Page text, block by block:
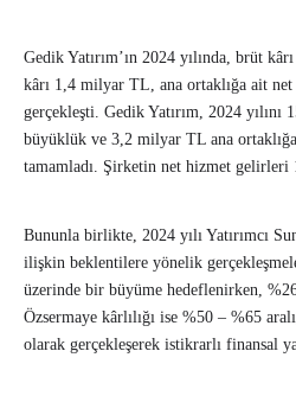
Gedik Yatırım’ın 2024 yılında, brüt
kârı 1,4 milyar TL, ana ortaklığa ait
gerçekleşti. Gedik Yatırım, 2024
büyüklük ve 3,2 milyar TL ana
tamamladı. Şirketin net hizmet
Bununla birlikte, 2024 yılı Yatırımcı
ilişkin beklentilere yönelik
üzerinde bir büyüme hedeflenirken,
Özsermaye kârlılığı ise %50 – %65
olarak gerçekleşerek istikrarlı finansal